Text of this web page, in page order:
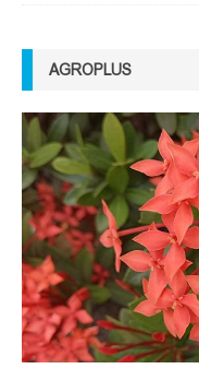
AGROPLUS